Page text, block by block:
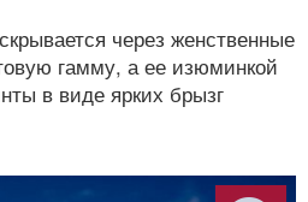
через женственные
гамму, а ее изюминкой
в виде ярких брызг